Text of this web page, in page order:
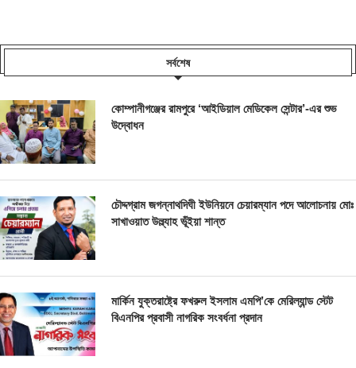
সর্বশেষ
কোম্পানীগঞ্জের রামপুরে ‘আইডিয়াল মেডিকেল সেন্টার’-এর শুভ
উদ্বোধন
চৌদ্দগ্রাম জগন্নাথদিঘী ইউনিয়নে চেয়ারম্যান পদে আলোচনায় মোঃ
সাখাওয়াত উল্ল্যাহ ভূঁইয়া শান্ত
মার্কিন যুক্তরাষ্ট্রে ফখরুল ইসলাম এমপি’কে মেরিল্যান্ড স্টেট
বিএনপির প্রবাসী নাগরিক সংবর্ধনা প্রদান